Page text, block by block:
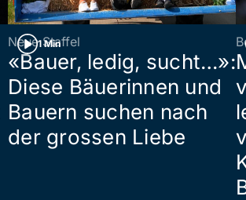
1 Min
Neue Staffel
«Bauer, ledig, sucht…»:
Diese Bäuerinnen und
Bauern suchen nach
der grossen Liebe